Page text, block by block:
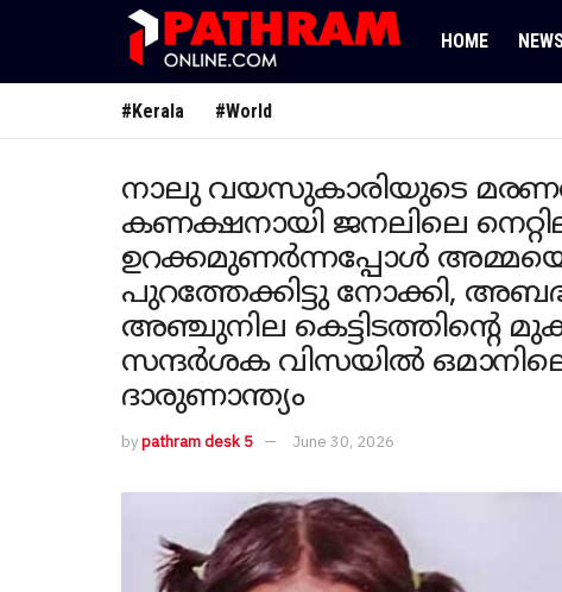
HOME
#Kerala #World
നാലു വയസുകാരിയുടെ
കണക്ഷനായി ജനലിലെ
ഉറക്കമുണർന്നപ്പോൾ
പുറത്തേക്കിട്ടു നോക്കി,
അഞ്ചുനില കെട്ടിടത്തിന്റെ
സന്ദർശക വിസയിൽ
ദാരുണാന്ത്യം
bypathram desk 5 June 30, 2026